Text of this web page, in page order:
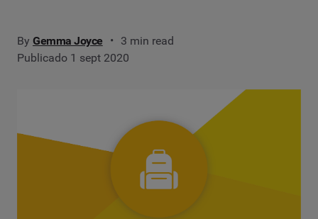
By Gemma Joyce
3 min read
Publicado 1 sept 2020